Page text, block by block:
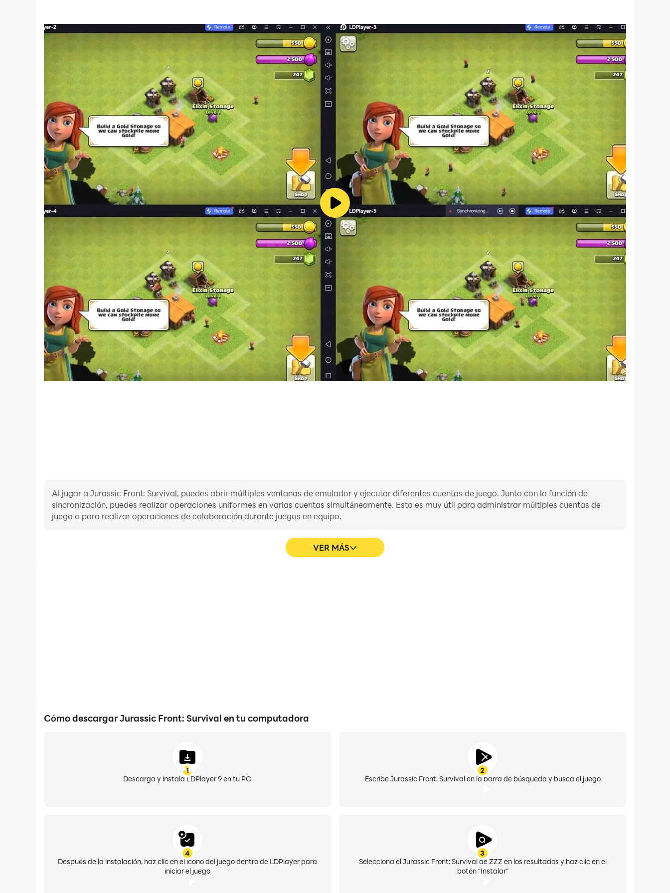
Al jugar a Jurassic Front: Survival, puedes abrir múltiples ventanas de emulador y ejecutar diferentes cuentas de juego. Junto con la función de
sincronización, puedes realizar operaciones uniformes en varias cuentas simultáneamente. Esto es muy útil para administrar múltiples cuentas de
juego o para realizar operaciones de colaboración durante juegos en equipo.
VER MÁS
Cómo descargar Jurassic Front: Survival en tu computadora
1
Descarga y instala LDPlayer 9 en tu PC
2
Escribe Jurassic Front: Survival en la barra de búsqueda y busca el juego
3
Selecciona el Jurassic Front: Survival de ZZZ en los resultados y haz clic en el
botón “Instalar”
4
Después de la instalación, haz clic en el icono del juego dentro de LDPlayer para
iniciar el juego